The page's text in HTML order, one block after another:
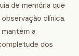
de memória que
clínica.
a
dos